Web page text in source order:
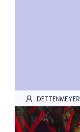
DETTENMEYER